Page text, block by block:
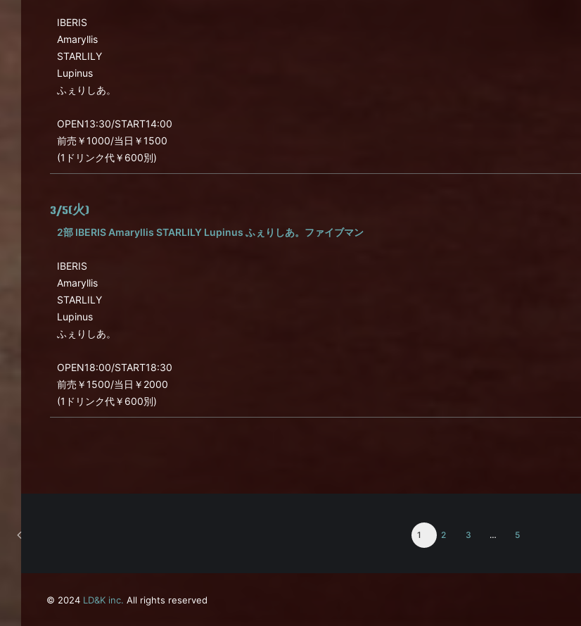
IBERIS
Amaryllis
STARLILY
Lupinus
ふぇりしあ。
OPEN13:30/START14:00
前売￥1000/当日￥1500
(1ドリンク代￥600別)
3/5(火)
2部 IBERIS Amaryllis STARLILY Lupinus ふぇりしあ。ファイブマン
IBERIS
Amaryllis
STARLILY
Lupinus
ふぇりしあ。
OPEN18:00/START18:30
前売￥1500/当日￥2000
(1ドリンク代￥600別)
1 2 3 … 5
© 2024 LD&K inc. All rights reserved